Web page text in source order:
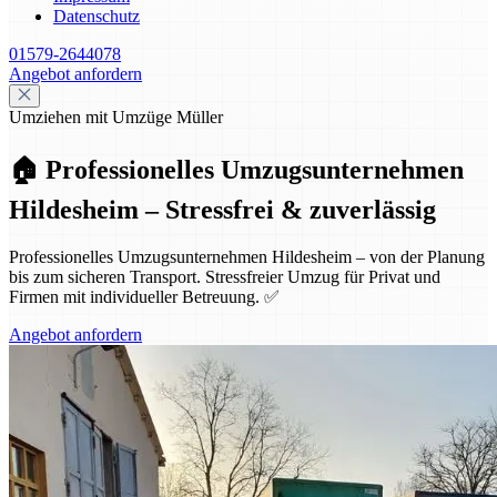
Datenschutz
01579-2644078
Angebot anfordern
Umziehen mit Umzüge Müller
🏠 Professionelles Umzugsunternehmen
Hildesheim – Stressfrei & zuverlässig
Professionelles Umzugsunternehmen Hildesheim – von der Planung
bis zum sicheren Transport. Stressfreier Umzug für Privat und
Firmen mit individueller Betreuung. ✅
Angebot anfordern